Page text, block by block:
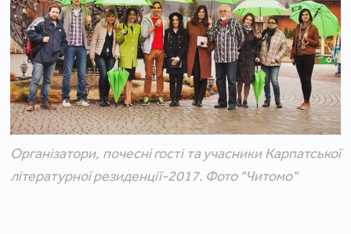
Організатори, почесні гості та учасники Карпатської
літературної резиденції-2017. Фото "Читомо"